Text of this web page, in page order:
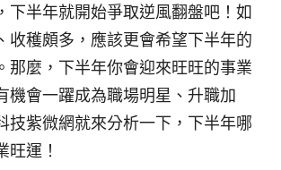
下半年就開始爭取逆風翻盤吧！如
收穫頗多，應該更會希望下半年的
那麼，下半年你會迎來旺旺的事業
機會一躍成為職場明星、升職加
技紫微網就來分析一下，下半年哪
旺運！